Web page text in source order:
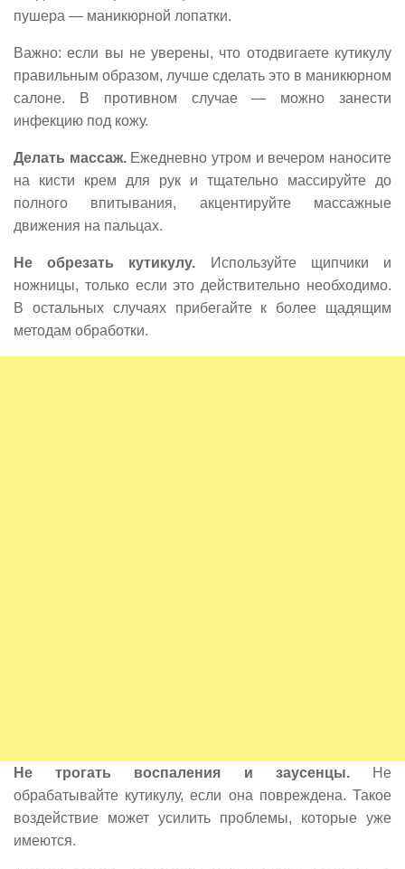
пушера — маникюрной лопатки.
Важно: если вы не уверены, что отодвигаете кутикулу
правильным образом, лучше сделать это в маникюрном
салоне. В противном случае — можно занести
инфекцию под кожу.
Делать массаж.Ежедневно утром и вечером наносите
на кисти крем для рук и тщательно массируйте до
полного впитывания, акцентируйте массажные
движения на пальцах.
Не обрезать кутикулу. Используйте щипчики и
ножницы, только если это действительно необходимо.
В остальных случаях прибегайте к более щадящим
методам обработки.
Не трогать воспаления и заусенцы.Не
обрабатывайте кутикулу, если она повреждена. Такое
воздействие может усилить проблемы, которые уже
имеются.